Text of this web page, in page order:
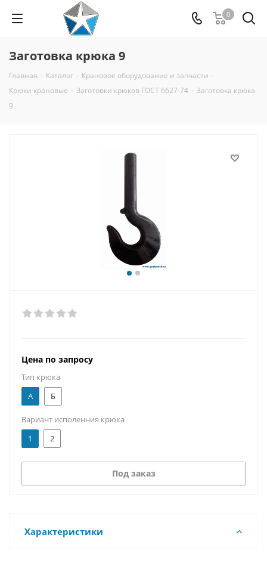
0
Заготовка крюка 9
Главная - Каталог - Крановое оборудование и запчасти -
Крюки крановые - Заготовки крюков ГОСТ 6627-74 - Заготовка крюка
9
Цена по запросу
Тип крюка
А
Б
Вариант исполенния крюка
1
2
Под заказ
Характеристики